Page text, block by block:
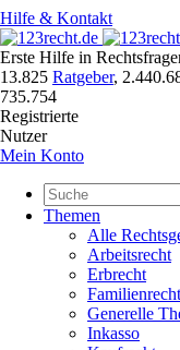
Hilfe & Kontakt
Erste Hilfe in
13.825 Ratgeber,
735.754
Registrierte
Nutzer
Mein Konto
Themen
Alle
Arbeitsrecht
Erbrecht
Familienrecht
Generelle
Inkasso